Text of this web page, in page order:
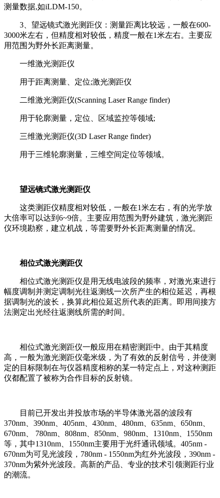
测量数据,如iLDM-150。
3、望远镜式激光测距仪：测量距离比较远，一般在600-
3000米左右，但精度相对较低，精度一般在1米左右。主要应
用范围为野外长距离测量。
一维激光测距仪
用于距离测量、定位;激光测距仪
二维激光测距仪(Scanning Laser Range finder)
用于轮廓测量，定位、区域监控等领域;
三维激光测距仪(3D Laser Range finder)
用于三维轮廓测量，三维空间定位等领域。
望远镜式激光测距仪
这类测距仪精度相对较低，一般在1米左右，有的光学放
大倍率可以达到6~9倍。主要应用范围为野外建筑，激光测距
仪环境勘察，建立机战，等需要野外长距离测量的情况。
相位式激光测距仪
相位式激光测距仪是用无线电波段的频率，对激光束进行
幅度调制并测定调制光往返测线一次所产生的相位延迟，再根
据调制光的波长，换算此相位延迟所代表的距离。即用间接方
法测定出光经往返测线所需的时间。
相位式激光测距仪一般应用在精密测距中。由于其精度
高，一般为激光测距仪毫米级，为了有效的反射信号，并使测
定的目标限制在与仪器精度相称的某一特定点上，对这种测距
仪都配置了被称为合作目标的反射镜。
目前已开发出并投放市场的半导体激光器的波段有
370nm、390nm、405nm、430nm、480nm、635nm、650nm、
670nm、 780nm、808nm、850nm、980nm、1310nm、1550nm
等，其中1310nm、1550nm主要用于光纤通讯领域。405nm -
670nm为可见光波段，780nm - 1550nm为红外光波段，390nm -
370nm为紫外光波段。高新的产品、专业的技术引领测距行业
的潮流。